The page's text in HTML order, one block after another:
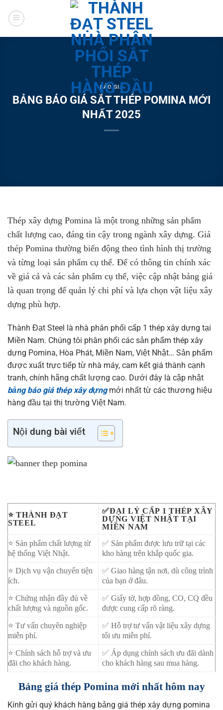
đến
BÁO GIÁ
BẢNG BÁO GIÁ SẮT THÉP POMINA MỚI
NHẤT 2025
Thép xây dựng Pomina là một trong những sản phẩm
chất lượng cao, đáng tin cậy trong ngành xây dựng. Giá
thép Pomina thường biến động theo tình hình thị trường
và từng loại sản phẩm cụ thể. Để có thông tin chính xác
về giá cả và các sản phẩm cụ thể, việc cập nhật bảng giá
là quan trọng để quản lý chi phí và lựa chọn vật liệu xây
dựng phù hợp.
Thành Đạt Steel là nhà phân phối cấp 1 thép xây dựng tại
Miền Nam. Chúng tôi phân phối các sản phẩm thép xây
dựng Pomina, Hòa Phát, Miền Nam, Việt Nhật… Sản phẩm
được xuất trực tiếp từ nhà máy, cam kết giá thành cạnh
tranh, chính hãng chất lượng cao. Dưới đây là cập nhật
bảng báo giá thép xây dựngmới nhất từ các thương hiệu
hàng đầu tại thị trường Việt Nam.
Nội dung bài viết
⭐ THÀNH ĐẠT
STEEL
✅ĐẠI LÝ CẤP 1 THÉP XÂY
DỰNG VIỆT NHẬT TẠI
MIỀN NAM
⭐ Sản phẩm chất lượng từ
hệ thống Việt Nhật.
✅ Sản phẩm được lưu trữ tại các
kho hàng trên khắp quốc gia.
⭐ Dịch vụ vận chuyển tiện
ích.
✅ Giao hàng tận nơi, dù công trình
của bạn ở đâu.
⭐ Chứng nhận đầy đủ về
chất lượng và nguồn gốc.
✅ Giấy tờ, hợp đồng, CO, CQ đều
được cung cấp rõ ràng.
⭐ Tư vấn chuyên nghiệp
miễn phí.
✅ Hỗ trợ tư vấn vật liệu xây dựng
tối ưu miễn phí.
⭐ Chính sách hỗ trợ và ưu
đãi cho khách hàng.
✅ Áp dụng chính sách ưu đãi dành
cho khách hàng sau mua hàng.
Bảng giá thép Pomina mới nhất hôm nay
Kính gửi quý khách hàng bảng giá thép xây dựng pomina